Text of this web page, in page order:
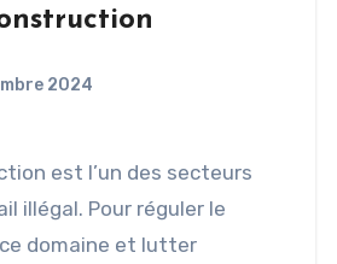
2024
illégal. Pour réguler le
ce domaine et lutter